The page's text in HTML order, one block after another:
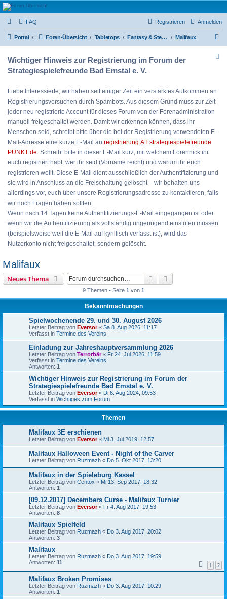
Strategiespielefreunde
Bad Emstal e.V.
Das Forum der Strategiespielefreunde Bad Emstal e.V. - Tabletop und mehr
FAQ Anmelden
Registrieren
Portal Foren-Übersicht Tabletops Fantasy & Steam Punk Malifaux
Wichtiger Hinweis zur Registrierung im Forum der
Strategiespielefreunde Bad Emstal e. V.
Liebe Interessierte, wir haben seit einiger Zeit ein verstärktes Aufkommen an
Registrierungsversuchen durch Spambots. Aus diesem Grund muss zur Zeit
jeder neu registrierte Account für dieses Forum von der Forenadministration
manuell freigeschaltet werden. Damit wir erkennen können, dass ihr
Menschen seid, schreibt bitte über die bei der Registrierung verwendeten E-
Mail-Adresse eine kurze E-Mail an registrierung ÄT strategiespielefreunde
PUNKT de. Schreibt bitte in dieser E-Mail kurz, mit welchem Forennick ihr
euch registriert habt, wer ihr seid (Vorname reicht) und warum ihr euch
registrieren wollt. Diese E-Mail dient ausschließlich der Authentifizierung und
sie wird in Anschluss an die Freischaltung gelöscht – wir behalten uns
allerdings vor, euch über unsere Registrierungsadresse zu kontaktieren, falls
wir noch Fragen haben sollten.
Wenn nach 14 Tagen keine Authentifizierungs-E-Mail eingegangen ist oder
wenn wir die Authentifizierung als vollständig ungenügend einstufen müssen
(beispielsweise weil die E-Mail auf kyrillisch verfasst ist), wird das
Nutzerkonto nicht freigeschaltet, sondern gelöscht.
Malifaux
Neues Thema Suche
9 Themen • Seite 1 von 1
Bekanntmachungen
Spielwochenende 29. und 30. August 2026
Letzter Beitrag von Eversor« Sa 8. Aug 2026, 11:17
Verfasst in Termine des Vereins
Einladung zur Jahreshauptversammlung 2026
Letzter Beitrag von Terrorbär« Fr 24. Jul 2026, 11:59
Verfasst in Termine des Vereins
Antworten: 1
Wichtiger Hinweis zur Registrierung im Forum der
Strategiespielefreunde Bad Emstal e. V.
Letzter Beitrag von Eversor« Di 6. Aug 2024, 09:53
Verfasst in Wichtiges zum Forum
Themen
Malifaux 3E erschienen
Letzter Beitrag von Eversor« Mi 3. Jul 2019, 12:57
Malifaux Halloween Event - Night of the Carver
Letzter Beitrag von Ruzmazh « Do 5. Okt 2017, 13:20
Malifaux in der Spieleburg Kassel
Letzter Beitrag von Centox « Mi 13. Sep 2017, 18:32
Antworten: 1
[09.12.2017] Decembers Curse - Malifaux Turnier
Letzter Beitrag von Eversor« Fr 4. Aug 2017, 19:53
Antworten: 8
Malifaux Spielfeld
Letzter Beitrag von Ruzmazh « Do 3. Aug 2017, 20:02
Antworten: 3
Malifaux
Letzter Beitrag von Ruzmazh « Do 3. Aug 2017, 19:59
Antworten: 11 1 2
Malifaux Broken Promises
Letzter Beitrag von Ruzmazh « Do 3. Aug 2017, 10:29
Antworten: 1